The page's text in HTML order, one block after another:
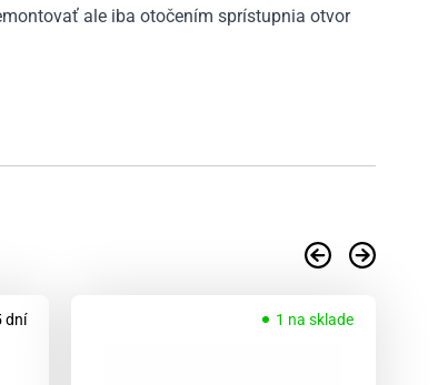
ale iba otočením sprístupnia otvor
dní 1 na sklade